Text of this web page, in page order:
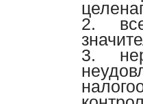
2.
3.